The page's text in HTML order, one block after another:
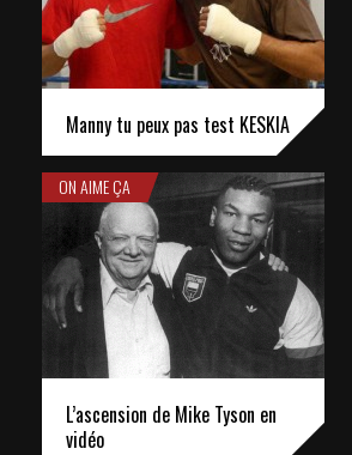
Manny tu peux pas test KESKIA
ON AIME ÇA
L’ascension de Mike Tyson en
vidéo